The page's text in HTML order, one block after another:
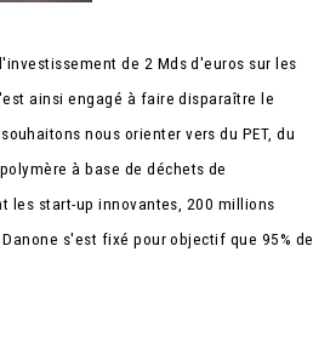
de 2 Mds d'euros sur les
ainsi engagé à faire disparaître le
nous orienter vers du PET, du
à base de déchets de
les start-up innovantes, 200 millions
s'est fixé pour objectif que 95% de